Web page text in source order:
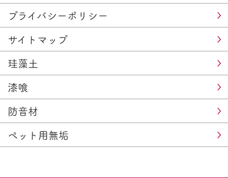
プライバシーポリシー
サイトマップ
珪藻土
漆喰
防音材
ペット用無垢